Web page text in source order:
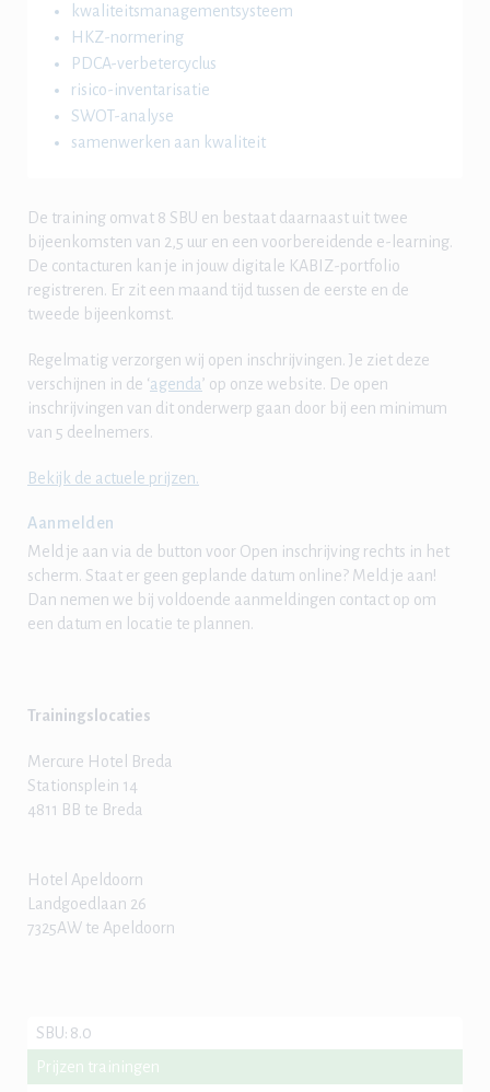
kwaliteitsmanagementsysteem
HKZ-normering
PDCA-verbetercyclus
risico-inventarisatie
SWOT-analyse
samenwerken aan kwaliteit
De training omvat 8 SBU en bestaat daarnaast uit twee
bijeenkomsten van 2,5 uur en een voorbereidende e-learning.
De contacturen kan je in jouw digitale KABIZ-portfolio
registreren. Er zit een maand tijd tussen de eerste en de
tweede bijeenkomst.
Regelmatig verzorgen wij open inschrijvingen. Je ziet deze
verschijnen in de ‘agenda’ op onze website. De open
inschrijvingen van dit onderwerp gaan door bij een minimum
van 5 deelnemers.
Bekijk de actuele prijzen.
Aanmelden
Meld je aan via de button voor Open inschrijving rechts in het
scherm. Staat er geen geplande datum online? Meld je aan!
Dan nemen we bij voldoende aanmeldingen contact op om
een datum en locatie te plannen.
Trainingslocaties
Mercure Hotel Breda
Stationsplein 14
4811 BB te Breda
Hotel Apeldoorn
Landgoedlaan 26
7325AW te Apeldoorn
SBU: 8.0
Prijzen trainingen